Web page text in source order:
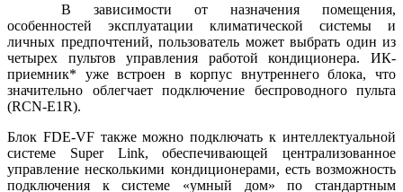
В зависимости от назначения помещения,
особенностей эксплуатации климатической системы и
личных предпочтений, пользователь может выбрать один из
четырех пультов управления работой кондиционера. ИК-
приемник* уже встроен в корпус внутреннего блока, что
значительно облегчает подключение беспроводного пульта
(RCN-E1R).
Блок FDE-VF также можно подключать к интеллектуальной
системе Super Link, обеспечивающей централизованное
управление несколькими кондиционерами, есть возможность
подключения к системе «умный дом» по стандартным